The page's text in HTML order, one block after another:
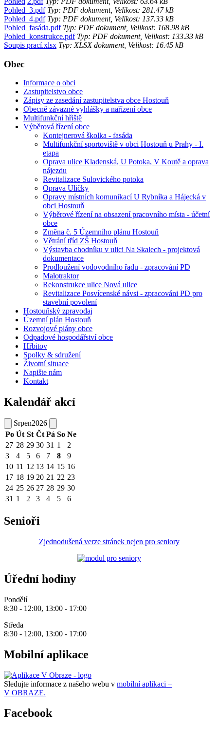
Pohled_3.pdf Typ: PDF dokument, Velikost: 281.47 kB
Pohled_4.pdfTyp: PDF dokument, Velikost: 137.33 kB
Pohled_fasáda.pdfTyp: PDF dokument, Velikost: 168.98 kB
Pohled_konstrukce.pdfTyp: PDF dokument, Velikost: 133.33 kB
Soupis prací.xlsx Typ: XLSX dokument, Velikost: 16.45 kB
Obec
Informace o obci
Zastupitelstvo obce
Zápisy ze zasedání zastupitelstva obce Hostouň
Obecně závazné vyhlášky a nařízení obce
Multifunkční hřiště
Výběrová řízení obce
Kontejnerová školka - fasáda
Multifunkční sportoviště v obci Hostouň u Prahy - I.
etapa
Oprava ulice Kladenská, U Potoka, V Koutě a oprava
nájezdu
Revitalizace Sulovického potoka
Oprava Uličky
Opravy místních komunikací U Rybníka a Hájecká v
obci Hostouň
Výběrové řízení na obsazení pracovního místa - účetní
obce
Změna č. 5 Územního plánu Hostouň
Větrání tříd ZŠ Hostouň
Výstavba chodníku v ulici Na Skalech - projektová
dokumentace
Prodloužení vodovodního řadu - zpracování PD
Malotraktor
Rekonstrukce ulice Nová ulice
Revitalizace Posvícenské návsi - zpracováni PD pro
stavební povolení
Hostouňský zpravodaj
Územní plán Hostouň
Rozvojové plány obce
Odpadové hospodářství obce
Hřbitov
Spolky & sdružení
Životní situace
Napište nám
Kontakt
Kalendář akcí
Srpen2026
Po Út St Čt Pá So Ne
27 28 29 30 31 1
2
3
4 5 6 7 8
9
10 11 12 13 14 15 16
17 18 19 20 21 22 23
24 25 26 27 28 29 30
31 1 2 3 4 5 6
Senioři
Zjednodušená verze stránek nejen pro seniory
Úřední hodiny
Pondělí
8:30 - 12:00, 13:00 - 17:00
Středa
8:30 - 12:00, 13:00 - 17:00
Mobilní aplikace
Sledujte informace z našeho webu v mobilní aplikaci –
V OBRAZE.
Facebook